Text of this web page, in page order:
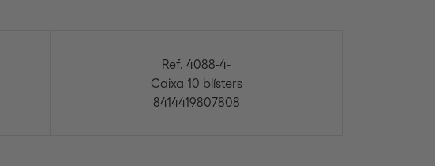
Ref. 4088-4-
Caixa 10 blísters
8414419807808